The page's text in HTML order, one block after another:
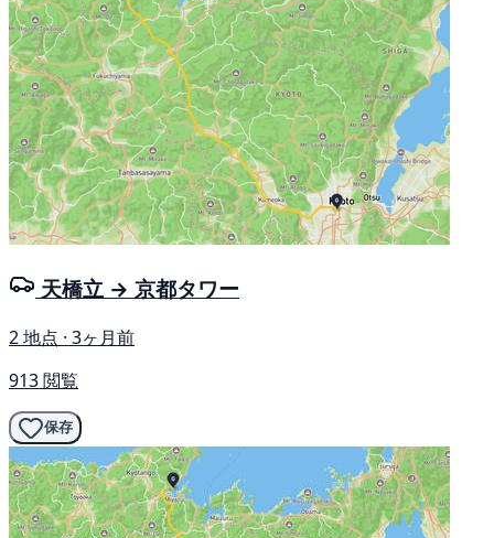
天橋立 → 京都タワー
2 地点 · 3ヶ月前
913 閲覧
保存